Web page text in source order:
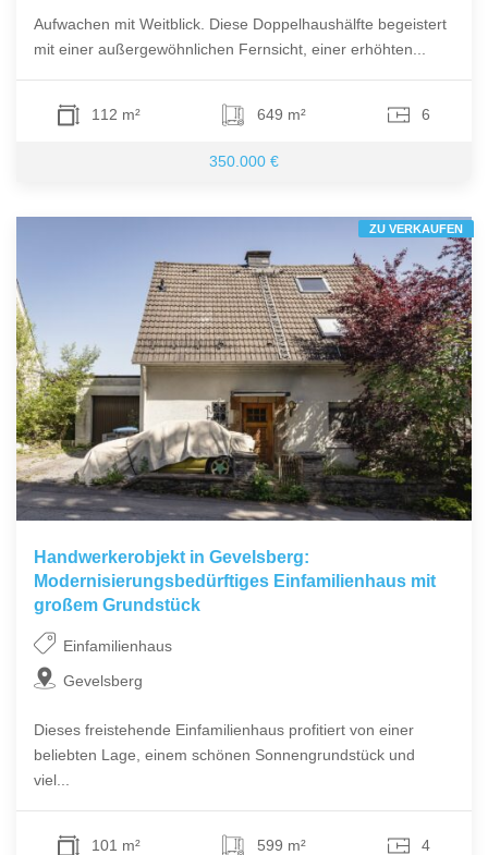
Aufwachen mit Weitblick. Diese Doppelhaushälfte begeistert
mit einer außergewöhnlichen Fernsicht, einer erhöhten...
112 m² 649 m² 6
350.000 €
Handwerkerobjekt in Gevelsberg:
Modernisierungsbedürftiges Einfamilienhaus mit
großem Grundstück
Einfamilienhaus
Gevelsberg
Dieses freistehende Einfamilienhaus profitiert von einer
beliebten Lage, einem schönen Sonnengrundstück und
viel...
101 m² 599 m² 4
ZU VERKAUFEN